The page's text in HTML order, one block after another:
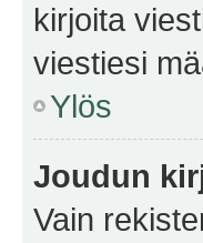
kirjoita
viestiesi
Ylös
Joudun
Vain